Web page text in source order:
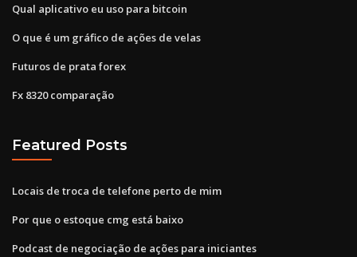
Qual aplicativo eu uso para bitcoin
O que é um gráfico de ações de velas
Futuros de prata forex
Fx 8320 comparação
Featured Posts
Locais de troca de telefone perto de mim
Por que o estoque cmg está baixo
Podcast de negociação de ações para iniciantes